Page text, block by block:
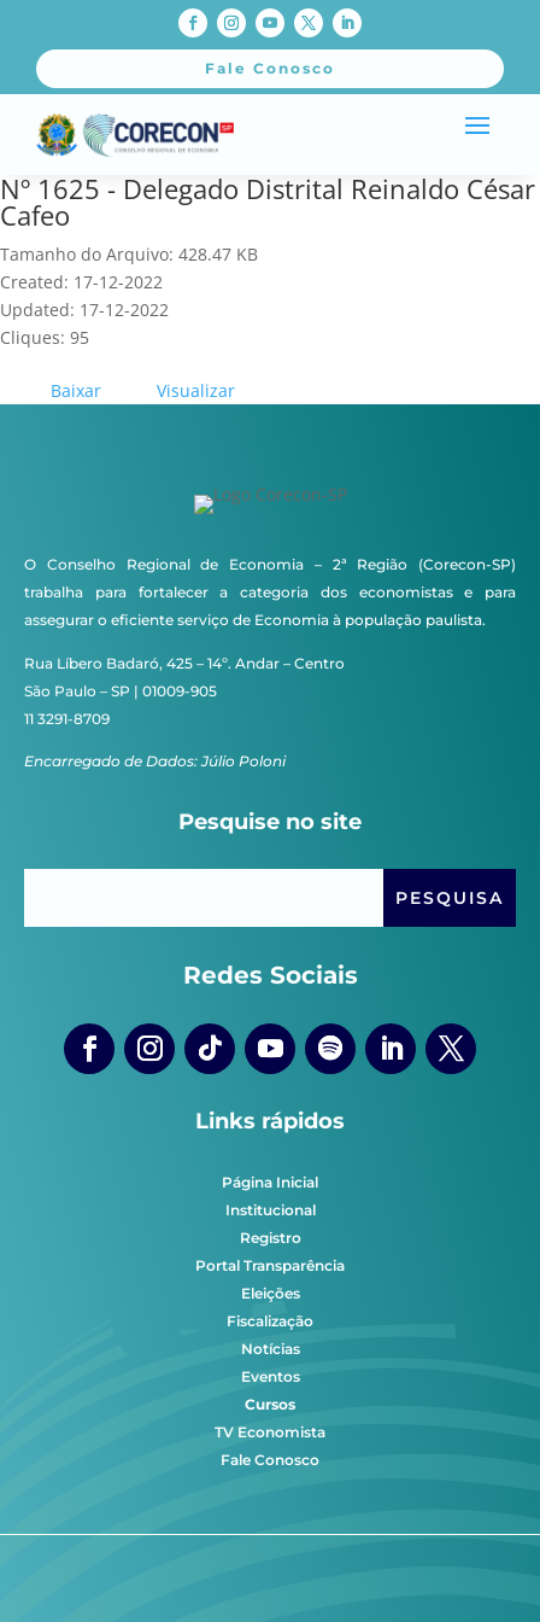
Fale Conosco
Nº 1625 - Delegado Distrital Reinaldo César
Cafeo
Tamanho do Arquivo: 428.47 KB
Created: 17-12-2022
Updated: 17-12-2022
Cliques: 95
Baixar Visualizar
O Conselho Regional de Economia – 2ª Região (Corecon-SP)
trabalha para fortalecer a categoria dos economistas e para
assegurar o eficiente serviço de Economia à população paulista.
Rua Líbero Badaró, 425 – 14º. Andar – Centro
São Paulo – SP | 01009-905
11 3291-8709
Encarregado de Dados: Júlio Poloni
Pesquise no site
Redes Sociais
Links rápidos
Página Inicial
Institucional
Registro
Portal Transparência
Eleições
Fiscalização
Notícias
Eventos
Cursos
TV Economista
Fale Conosco